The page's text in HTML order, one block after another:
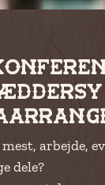
arbejde,
dele?